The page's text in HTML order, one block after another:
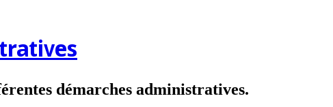
démarches administratives.